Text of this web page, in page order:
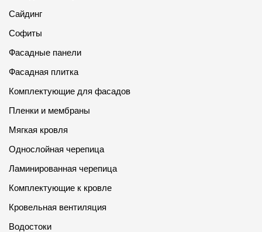
Сайдинг
Софиты
Фасадные панели
Фасадная плитка
Комплектующие для фасадов
Пленки и мембраны
Мягкая кровля
Однослойная черепица
Ламинированная черепица
Комплектующие к кровле
Кровельная вентиляция
Водостоки